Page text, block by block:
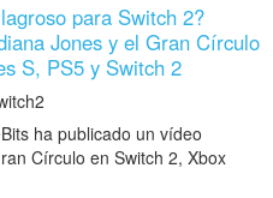
para Switch 2?
Jones y el Gran Círculo
S, PS5 y Switch 2
ha publicado un vídeo
Círculo en Switch 2, Xbox